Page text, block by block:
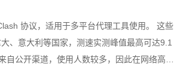
协议，适用于多平台代理工具使用。 这些
、意大利等国家，测速实测峰值最高可达9.1
自公开渠道，使用人数较多，因此在网络高峰